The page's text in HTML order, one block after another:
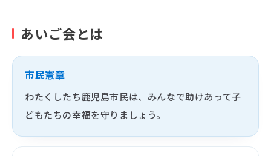
保険代理店事業
お知らせ
活動実績
あいご会とは
市民憲章
わたくしたち鹿児島市民は、みんなで助けあって子
どもたちの幸福を守りましょう。